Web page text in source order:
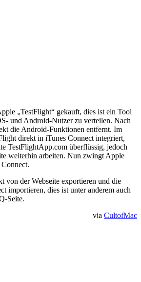
„TestFlight“ gekauft, dies ist ein Tool
und Android-Nutzer zu verteilen. Nach
die Android-Funktionen entfernt. Im
direkt in iTunes Connect integriert,
TestFlightApp.com überflüssig, jedoch
weiterhin arbeiten. Nun zwingt Apple
von der Webseite exportieren und die
importieren, dies ist unter anderem auch
Seite.
via CultofMac